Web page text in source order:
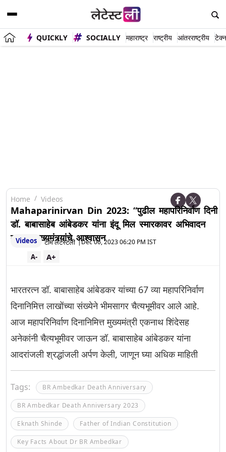
QUICKLY SOCIALLY महाराष्ट्र राष्ट्रीय आंतरराष्ट्रीय
Home Videos
Mahaparinirvan Din 2023: “पुढील महापरिनिर्वाण दिनी
डॉ. बाबासाहेब आंबेडकर यांना इंदू मिल स्मारकावर अभिवादन
करू”- मुख्यमंत्र्यांचे आश्वासन
Videos टीम लेटेस्टली |Dec 06, 2023 06:20 PM IST
A+
A-
भारतरत्न डॉ. बाबासाहेब आंबेडकर यांच्या 67 व्या महापरिनिर्वाण
दिनानिमित्त लाखोंच्या संख्येने भीमसागर चैत्यभूमीवर आले आहे.
आज महापरिनिर्वाण दिनानिमित्त मुख्यमंत्री एकनाथ शिंदेसह
अनेकांनी चैत्यभूमीवर जाऊन डॉ. बाबासाहेब आंबेडकर यांना
आदरांजली श्रद्धांजली अर्पण केली, जाणून घ्या अधिक माहिती
Tags: BR Ambedkar Death Anniversary
BR Ambedkar Death Anniversary 2023
Eknath Shinde Father of Indian Constitution
Key Facts About Dr BR Ambedkar